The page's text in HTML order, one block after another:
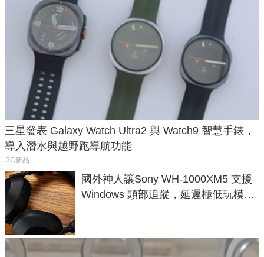
三星發表 Galaxy Watch Ultra2 與 Watch9 智慧手錶，
導入潛水與越野跑導航功能
3C新品
國外神人讓Sony WH-1000XM5 支援
Windows 頭部追蹤，延遲極低玩模擬